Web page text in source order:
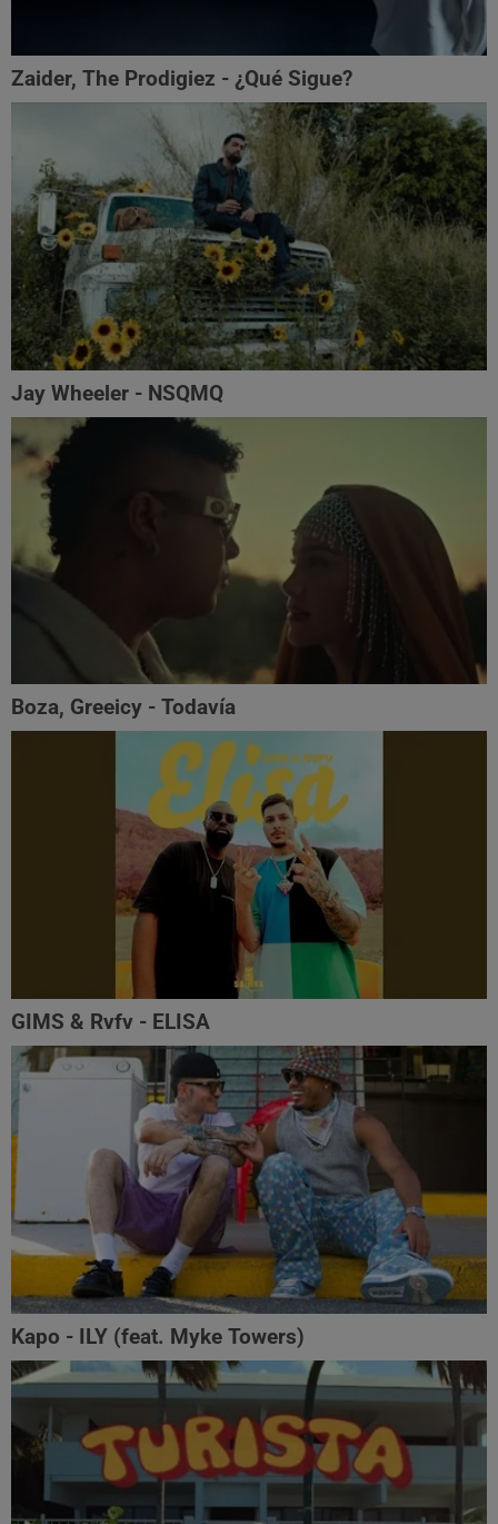
Zaider, The Prodigiez - ¿Qué Sigue?
Jay Wheeler - NSQMQ
Boza, Greeicy - Todavía
GIMS & Rvfv - ELISA
Kapo - ILY (feat. Myke Towers)